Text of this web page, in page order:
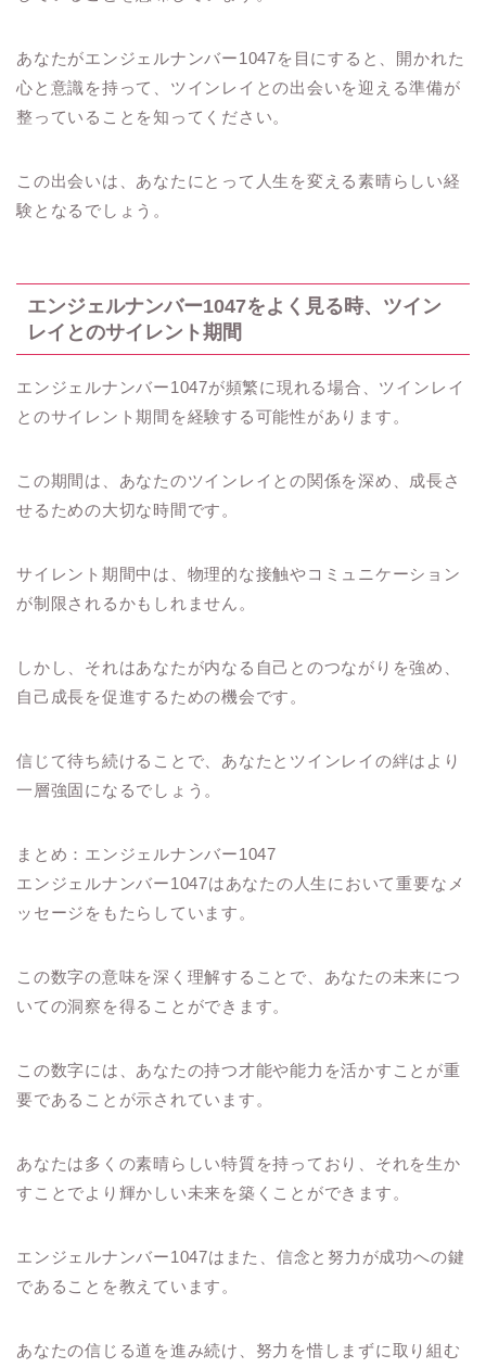
あなたがエンジェルナンバー1047を目にすると、開かれた
心と意識を持って、ツインレイとの出会いを迎える準備が
整っていることを知ってください。
この出会いは、あなたにとって人生を変える素晴らしい経
験となるでしょう。
エンジェルナンバー1047をよく見る時、ツイン
レイとのサイレント期間
エンジェルナンバー1047が頻繁に現れる場合、ツインレイ
とのサイレント期間を経験する可能性があります。
この期間は、あなたのツインレイとの関係を深め、成長さ
せるための大切な時間です。
サイレント期間中は、物理的な接触やコミュニケーション
が制限されるかもしれません。
しかし、それはあなたが内なる自己とのつながりを強め、
自己成長を促進するための機会です。
信じて待ち続けることで、あなたとツインレイの絆はより
一層強固になるでしょう。
まとめ：エンジェルナンバー1047
エンジェルナンバー1047はあなたの人生において重要なメ
ッセージをもたらしています。
この数字の意味を深く理解することで、あなたの未来につ
いての洞察を得ることができます。
この数字には、あなたの持つ才能や能力を活かすことが重
要であることが示されています。
あなたは多くの素晴らしい特質を持っており、それを生か
すことでより輝かしい未来を築くことができます。
エンジェルナンバー1047はまた、信念と努力が成功への鍵
であることを教えています。
あなたの信じる道を進み続け、努力を惜しまずに取り組む